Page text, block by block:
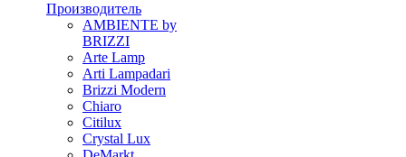
Производитель
AMBIENTE by
BRIZZI
Arte Lamp
Arti Lampadari
Brizzi Modern
Chiaro
Citilux
Crystal Lux